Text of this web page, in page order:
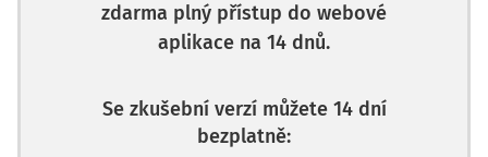
zdarma plný přístup do webové
aplikace na 14 dnů.
Se zkušební verzí můžete 14 dní
bezplatně: